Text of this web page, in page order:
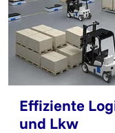
Effiziente
und Lkw